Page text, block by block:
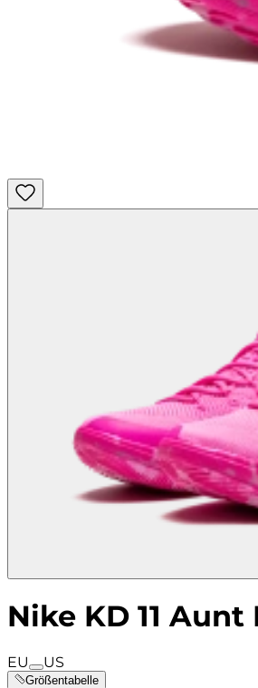
Nike KD 11 Aunt
EU US
Größentabelle